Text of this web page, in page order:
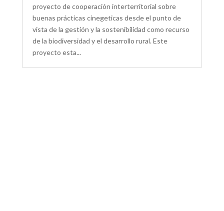
proyecto de cooperación interterritorial sobre
buenas prácticas cinegeticas desde el punto de
vista de la gestión y la sostenibilidad como recurso
de la biodiversidad y el desarrollo rural. Este
proyecto esta...